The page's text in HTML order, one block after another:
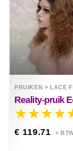
PRUIKEN > LACE
€ 119.71 +